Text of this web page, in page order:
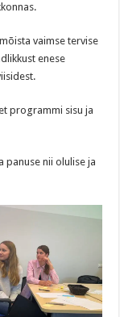
vaimse tervise
enese
programmi sisu ja
panuse nii olulise ja